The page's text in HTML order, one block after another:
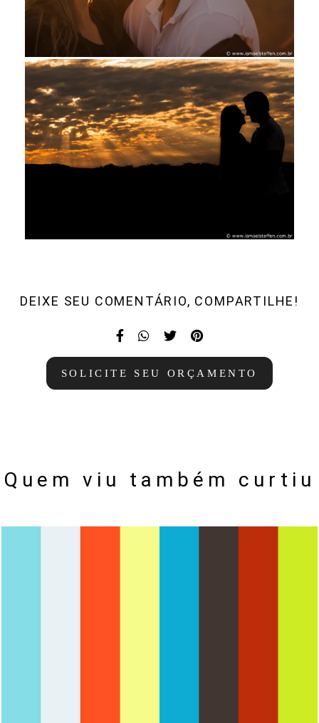
DEIXE SEU COMENTÁRIO, COMPARTILHE!
SOLICITE SEU ORÇAMENTO
Quem viu também curtiu